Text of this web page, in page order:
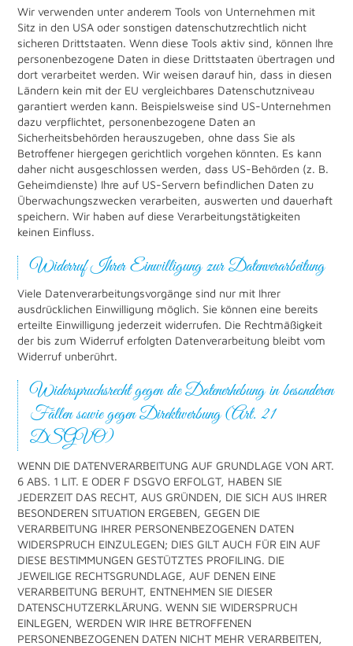
Wir verwenden unter anderem Tools von Unternehmen mit
Sitz in den USA oder sonstigen datenschutzrechtlich nicht
sicheren Drittstaaten. Wenn diese Tools aktiv sind, können Ihre
personenbezogene Daten in diese Drittstaaten übertragen und
dort verarbeitet werden. Wir weisen darauf hin, dass in diesen
Ländern kein mit der EU vergleichbares Datenschutzniveau
garantiert werden kann. Beispielsweise sind US-Unternehmen
dazu verpflichtet, personenbezogene Daten an
Sicherheitsbehörden herauszugeben, ohne dass Sie als
Betroffener hiergegen gerichtlich vorgehen könnten. Es kann
daher nicht ausgeschlossen werden, dass US-Behörden (z. B.
Geheimdienste) Ihre auf US-Servern befindlichen Daten zu
Überwachungszwecken verarbeiten, auswerten und dauerhaft
speichern. Wir haben auf diese Verarbeitungstätigkeiten
keinen Einfluss.
Widerruf Ihrer Einwilligung zur Datenverarbeitung
Viele Datenverarbeitungsvorgänge sind nur mit Ihrer
ausdrücklichen Einwilligung möglich. Sie können eine bereits
erteilte Einwilligung jederzeit widerrufen. Die Rechtmäßigkeit
der bis zum Widerruf erfolgten Datenverarbeitung bleibt vom
Widerruf unberührt.
Widerspruchsrecht gegen die Datenerhebung in besonderen
Fällen sowie gegen Direktwerbung (Art. 21
DSGVO)
WENN DIE DATENVERARBEITUNG AUF GRUNDLAGE VON ART.
6 ABS. 1 LIT. E ODER F DSGVO ERFOLGT, HABEN SIE
JEDERZEIT DAS RECHT, AUS GRÜNDEN, DIE SICH AUS IHRER
BESONDEREN SITUATION ERGEBEN, GEGEN DIE
VERARBEITUNG IHRER PERSONENBEZOGENEN DATEN
WIDERSPRUCH EINZULEGEN; DIES GILT AUCH FÜR EIN AUF
DIESE BESTIMMUNGEN GESTÜTZTES PROFILING. DIE
JEWEILIGE RECHTSGRUNDLAGE, AUF DENEN EINE
VERARBEITUNG BERUHT, ENTNEHMEN SIE DIESER
DATENSCHUTZERKLÄRUNG. WENN SIE WIDERSPRUCH
EINLEGEN, WERDEN WIR IHRE BETROFFENEN
PERSONENBEZOGENEN DATEN NICHT MEHR VERARBEITEN,